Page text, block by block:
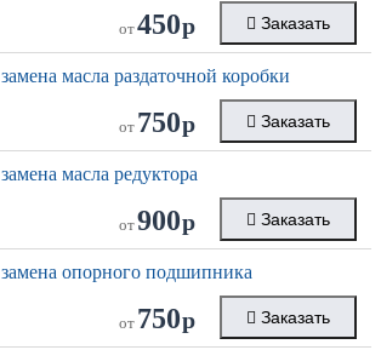
от450р Заказать
замена масла раздаточной коробки
от 750р Заказать
замена масла редуктора
от900р Заказать
замена опорного подшипника
от 750р Заказать